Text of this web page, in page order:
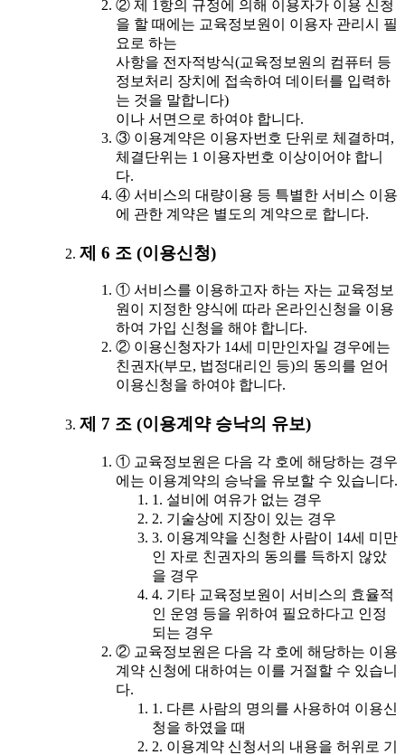
② 제 1항의 규정에 의해 이용자가 이용 신청
을 할 때에는 교육정보원이 이용자 관리시 필
요로 하는
사항을 전자적방식(교육정보원의 컴퓨터 등
정보처리 장치에 접속하여 데이터를 입력하
는 것을 말합니다)
이나 서면으로 하여야 합니다.
③ 이용계약은 이용자번호 단위로 체결하며,
체결단위는 1 이용자번호 이상이어야 합니
다.
④ 서비스의 대량이용 등 특별한 서비스 이용
에 관한 계약은 별도의 계약으로 합니다.
제 6 조 (이용신청)
① 서비스를 이용하고자 하는 자는 교육정보
원이 지정한 양식에 따라 온라인신청을 이용
하여 가입 신청을 해야 합니다.
② 이용신청자가 14세 미만인자일 경우에는
친권자(부모, 법정대리인 등)의 동의를 얻어
이용신청을 하여야 합니다.
제 7 조 (이용계약 승낙의 유보)
① 교육정보원은 다음 각 호에 해당하는 경우
에는 이용계약의 승낙을 유보할 수 있습니다.
1. 설비에 여유가 없는 경우
2. 기술상에 지장이 있는 경우
3. 이용계약을 신청한 사람이 14세 미만
인 자로 친권자의 동의를 득하지 않았
을 경우
4. 기타 교육정보원이 서비스의 효율적
인 운영 등을 위하여 필요하다고 인정
되는 경우
② 교육정보원은 다음 각 호에 해당하는 이용
계약 신청에 대하여는 이를 거절할 수 있습니
다.
1. 다른 사람의 명의를 사용하여 이용신
청을 하였을 때
2. 이용계약 신청서의 내용을 허위로 기